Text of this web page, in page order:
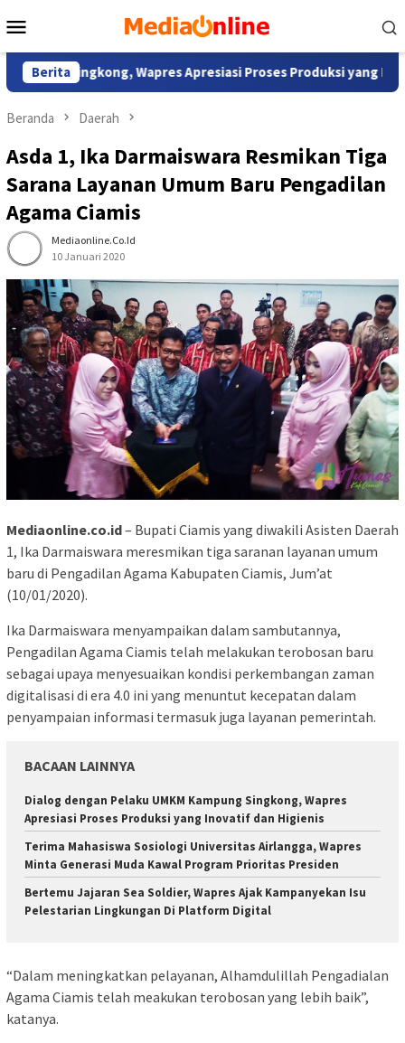
ke
Mobile
Berita
Singkong, Wapres Apresiasi Proses Produksi yang Inovatif
Beranda Daerah
Asda 1, Ika Darmaiswara Resmikan Tiga
Sarana Layanan Umum Baru Pengadilan
Agama Ciamis
Mediaonline.co.id
10 Januari 2020
Mediaonline.co.id– Bupati Ciamis yang diwakili Asisten Daerah
1, Ika Darmaiswara meresmikan tiga saranan layanan umum
baru di Pengadilan Agama Kabupaten Ciamis, Jum’at
(10/01/2020).
Ika Darmaiswara menyampaikan dalam sambutannya,
Pengadilan Agama Ciamis telah melakukan terobosan baru
sebagai upaya menyesuaikan kondisi perkembangan zaman
digitalisasi di era 4.0 ini yang menuntut kecepatan dalam
penyampaian informasi termasuk juga layanan pemerintah.
BACAAN LAINNYA
Dialog dengan Pelaku UMKM Kampung Singkong, Wapres
Apresiasi Proses Produksi yang Inovatif dan Higienis
Terima Mahasiswa Sosiologi Universitas Airlangga, Wapres
Minta Generasi Muda Kawal Program Prioritas Presiden
Bertemu Jajaran Sea Soldier, Wapres Ajak Kampanyekan Isu
Pelestarian Lingkungan Di Platform Digital
“Dalam meningkatkan pelayanan, Alhamdulillah Pengadialan
Agama Ciamis telah meakukan terobosan yang lebih baik”,
katanya.